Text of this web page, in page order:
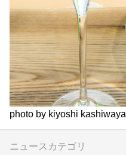
photo by kiyoshi kashiwaya
ニュースカテゴリ